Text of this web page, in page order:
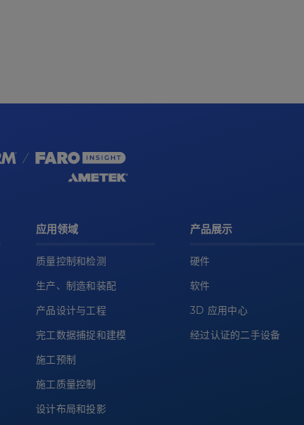
应用领域
质量控制和检测
生产、制造和装配
产品设计与工程
完工数据捕捉和建模
施工预制
施工质量控制
设计布局和投影
产品展示
硬件
软件
3D 应用中心
经过认证的二手设备